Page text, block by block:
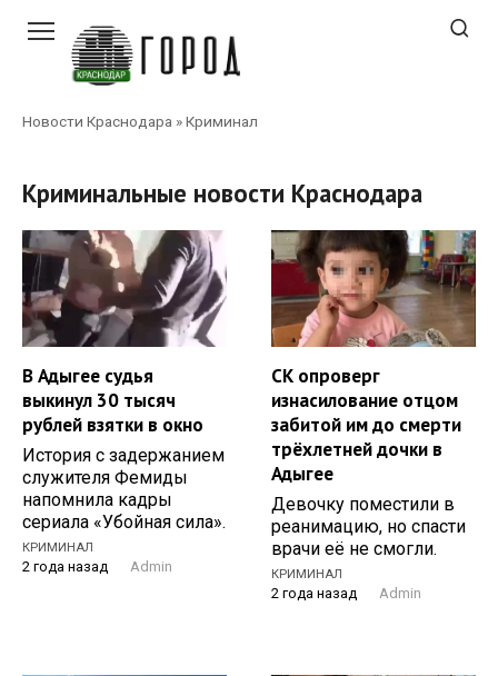
контенту
Новости Краснодара »Криминал
Криминальные новости Краснодара
В Адыгее судья
выкинул 30 тысяч
рублей взятки в окно
История с задержанием
служителя Фемиды
напомнила кадры
сериала «Убойная сила».
КРИМИНАЛ
2 года назад Admin
СК опроверг
изнасилование отцом
забитой им до смерти
трёхлетней дочки в
Адыгее
Девочку поместили в
реанимацию, но спасти
врачи её не смогли.
КРИМИНАЛ
2 года назад Admin